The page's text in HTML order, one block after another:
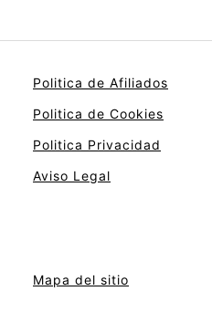
Politica de Afiliados
Politica de Cookies
Politica Privacidad
Aviso Legal
Mapa del sitio